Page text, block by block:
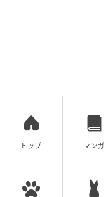
トップ マンガ